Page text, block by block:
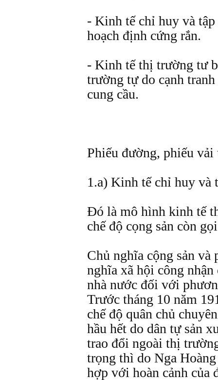
- Kinh tế chỉ huy và
hoạch định cứng rắn.
- Kinh tế thị trường tư
trường tự do cạnh
cung cầu.
Phiếu đường, phiếu vải
1.a) Kinh tế chỉ huy và
Đó là mô hình kinh tế
chế độ cọng sản còn
Chủ nghĩa cộng sản
nghĩa xã hội công
nhà nước đối với
Trước tháng 10 năm
chế độ quân chủ
hầu hết do dân tự sản
trao đổi ngoài thị
trọng thì do Nga
hợp với hoàn cảnh của